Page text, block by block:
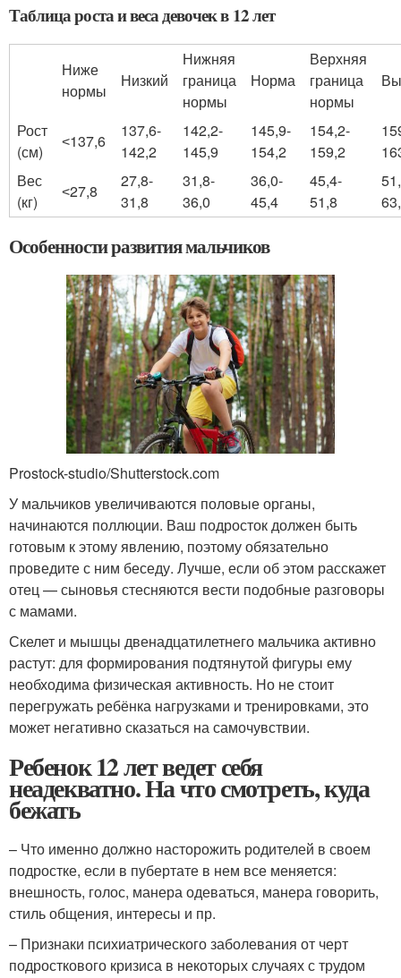
Таблица роста и веса девочек в 12 лет
Ниже
нормы
Низкий
Нижняя
граница
нормы
Норма
Верхняя
граница
нормы
Рост
(см)
˂137,6
137,6-
142,2
142,2-
145,9
145,9-
154,2
154,2-
159,2
Вес
(кг)
˂27,8
27,8-
31,8
31,8-
36,0
36,0-
45,4
45,4-
51,8
Особенности развития мальчиков
Prostock-studio/Shutterstock.com
У мальчиков увеличиваются половые органы,
начинаются поллюции. Ваш подросток должен быть
готовым к этому явлению, поэтому обязательно
проведите с ним беседу. Лучше, если об этом расскажет
отец — сыновья стесняются вести подобные разговоры
с мамами.
Скелет и мышцы двенадцатилетнего мальчика активно
растут: для формирования подтянутой фигуры ему
необходима физическая активность. Но не стоит
перегружать ребёнка нагрузками и тренировками, это
может негативно сказаться на самочувствии.
Ребенок 12 лет ведет себя
неадекватно. На что смотреть, куда
бежать
– Что именно должно насторожить родителей в своем
подростке, если в пубертате в нем все меняется:
внешность, голос, манера одеваться, манера говорить,
стиль общения, интересы и пр.
– Признаки психиатрического заболевания от черт
подросткового кризиса в некоторых случаях с трудом